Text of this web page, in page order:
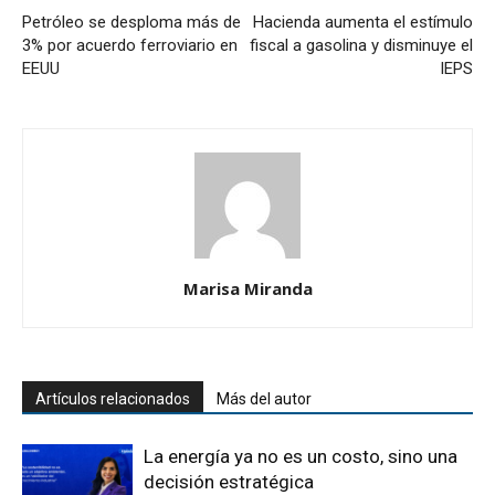
Petróleo se desploma más de
3% por acuerdo ferroviario en
EEUU
Hacienda aumenta el estímulo
fiscal a gasolina y disminuye el
IEPS
Marisa Miranda
Artículos relacionados Más del autor
La energía ya no es un costo, sino una
decisión estratégica